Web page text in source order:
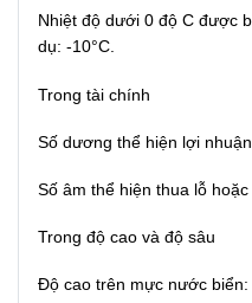
Nhiệt độ dưới 0 độ C được
dụ: -10°C.
Trong tài chính
Số dương thể hiện lợi nhuận.
Số âm thể hiện thua lỗ hoặc
Trong độ cao và độ sâu
Độ cao trên mực nước